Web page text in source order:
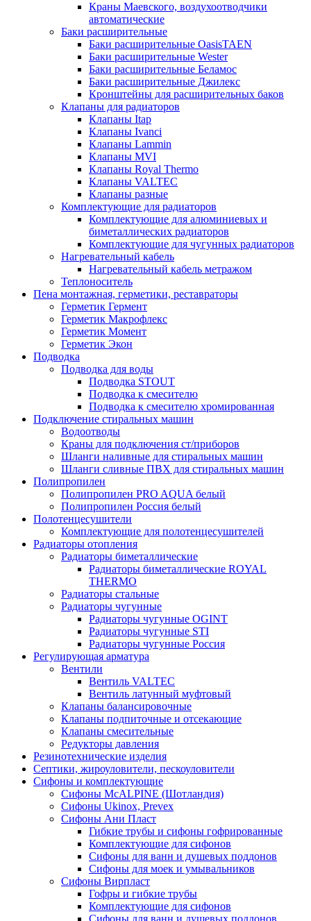
Краны Маевского, воздухоотводчики
автоматические
Баки расширительные
Баки расширительные OasisTAEN
Баки расширительные Wester
Баки расширительные Беламос
Баки расширительные Джилекс
Кронштейны для расширительных баков
Клапаны для радиаторов
Клапаны Itap
Клапаны Ivanci
Клапаны Lammin
Клапаны MVI
Клапаны Royal Thermo
Клапаны VALTEC
Клапаны разные
Комплектующие для радиаторов
Комплектующие для алюминиевых и
биметаллических радиаторов
Комплектующие для чугунных радиаторов
Нагревательный кабель
Нагревательный кабель метражом
Теплоноситель
Пена монтажная, герметики, реставраторы
Герметик Гермент
Герметик Макрофлекс
Герметик Момент
Герметик Экон
Подводка
Подводка для воды
Подводка STOUT
Подводка к смесителю
Подводка к смесителю хромированная
Подключение стиральных машин
Водоотводы
Краны для подключения ст/приборов
Шланги наливные для стиральных машин
Шланги сливные ПВХ для стиральных машин
Полипропилен
Полипропилен PRO AQUA белый
Полипропилен Россия белый
Полотенцесушители
Комплектующие для полотенцесушителей
Радиаторы отопления
Радиаторы биметаллические
Радиаторы биметаллические ROYAL
THERMO
Радиаторы стальные
Радиаторы чугунные
Радиаторы чугунные OGINT
Радиаторы чугунные STI
Радиаторы чугунные Россия
Регулирующая арматура
Вентили
Вентиль VALTEC
Вентиль латунный муфтовый
Клапаны балансировочные
Клапаны подпиточные и отсекающие
Клапаны смесительные
Редукторы давления
Резинотехнические изделия
Септики, жироуловители, пескоуловители
Сифоны и комплектующие
Сифоны McALPINE (Шотландия)
Сифоны Ukinox, Prevex
Сифоны Ани Пласт
Гибкие трубы и сифоны гофрированные
Комплектующие для сифонов
Сифоны для ванн и душевых поддонов
Сифоны для моек и умывальников
Сифоны Вирпласт
Гофры и гибкие трубы
Комплектующие для сифонов
Сифоны для ванн и душевых поддонов